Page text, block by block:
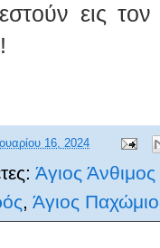
εις
16, 2024
Άγιος Άνθιμος
, Άγιος